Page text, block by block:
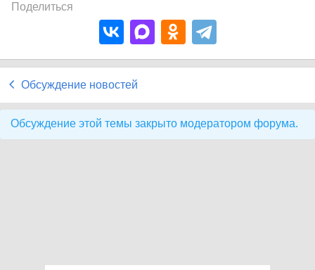
Поделиться
Обсуждение новостей
Обсуждение этой темы закрыто модератором форума.